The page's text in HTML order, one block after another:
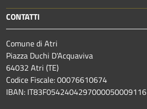
CONTATTI
Comune di Atri
Piazza Duchi D'Acquaviva
64032 Atri (TE)
Codice Fiscale: 00076610674
IBAN: IT83F0542404297000050009116